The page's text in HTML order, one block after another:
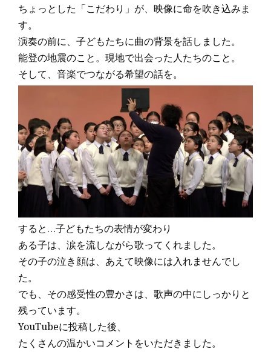
ちょっとした「こだわり」が、映像に命を吹き込みま
す。
演奏の前に、子どもたちに曲の背景を話しました。
能登の地震のこと。現地で出会った人たちのこと。
そして、音楽でつながる希望の話を。
すると…子どもたちの表情が変わり
ある子は、涙を流しながら歌ってくれました。
その子の泣き顔は、あえて映像には入れませんでし
た。
でも、その感受性の豊かさは、歌声の中にしっかりと
残っています。
YouTubeに投稿した後、
たくさんの温かいコメントをいただきました。